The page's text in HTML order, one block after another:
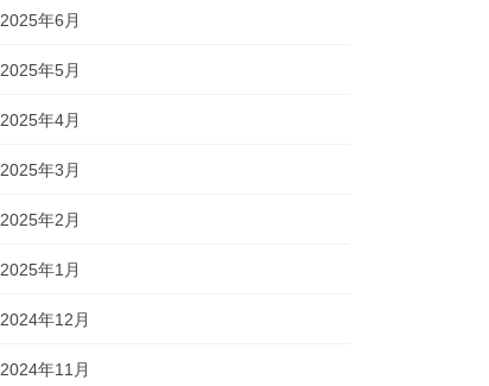
2025年6月
2025年5月
2025年4月
2025年3月
2025年2月
2025年1月
2024年12月
2024年11月